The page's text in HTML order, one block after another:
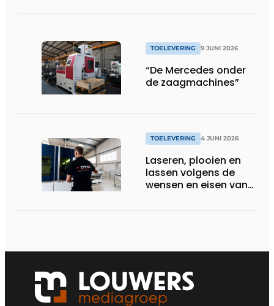
TOELEVERING 9 JUNI 2026
“De Mercedes onder
de zaagmachines”
TOELEVERING 4 JUNI 2026
Laseren, plooien en
lassen volgens de
wensen en eisen van